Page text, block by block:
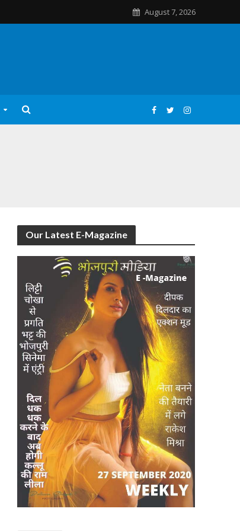
August 7, 2026
Our Latest E-Magazine